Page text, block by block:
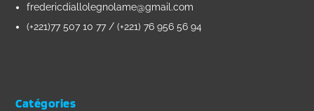
fredericdiallolegnolame@gmail.com
(+221)77 507 10 77 / (+221) 76 956 56 94
Catégories